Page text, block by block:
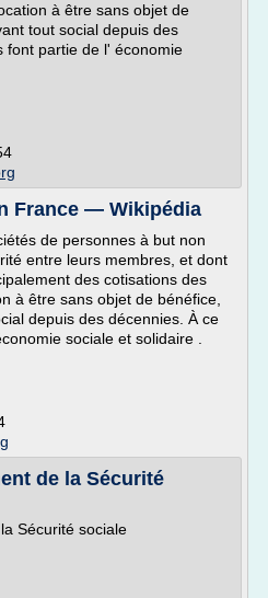
à être sans objet de
tout social depuis des
font partie de l' économie
France — Wikipédia
de personnes à but non
entre leurs membres, et dont
des cotisations des
à être sans objet de bénéfice,
depuis des décennies. À ce
sociale et solidaire .
de la Sécurité
Sécurité sociale